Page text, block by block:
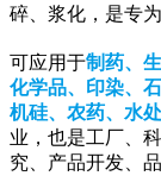
碎、浆化，是专
可应用于制药、
化学品、印染、
机硅、农药、水
业，也是工厂、
究、产品开发、